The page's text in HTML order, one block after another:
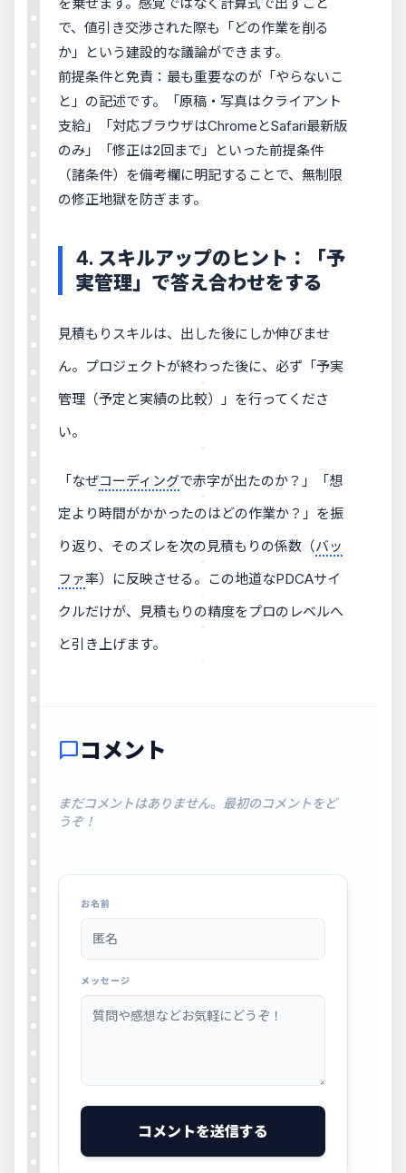
を乗せます。感覚ではなく計算式で出すこと
で、値引き交渉された際も「どの作業を削る
か」という建設的な議論ができます。
前提条件と免責：最も重要なのが「やらないこ
と」の記述です。「原稿・写真はクライアント
支給」「対応ブラウザはChromeとSafari最新版
のみ」「修正は2回まで」といった前提条件
（諸条件）を備考欄に明記することで、無制限
の修正地獄を防ぎます。
4. スキルアップのヒント：「予
実管理」で答え合わせをする
見積もりスキルは、出した後にしか伸びませ
ん。プロジェクトが終わった後に、必ず「予実
管理（予定と実績の比較）」を行ってくださ
い。
「なぜコーディングで赤字が出たのか？」「想
定より時間がかかったのはどの作業か？」を振
り返り、そのズレを次の見積もりの係数（バッ
ファ率）に反映させる。この地道なPDCAサイ
クルだけが、見積もりの精度をプロのレベルへ
と引き上げます。
chat_bubbleコメント
まだコメントはありません。最初のコメントをど
うぞ！
お名前
メッセージ
コメントを送信する